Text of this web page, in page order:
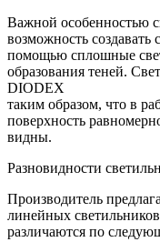
Важной особенностью
возможность создавать
помощью сплошные
образования теней.
DIODEX
таким образом, что в
поверхность
видны.
Разновидности
Производитель
линейных
различаются по